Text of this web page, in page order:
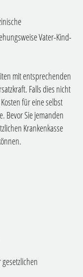
Vater-Kind-
mit entsprechenden
Falls dies nicht
für eine selbst
Bevor Sie jemanden
Krankenkasse